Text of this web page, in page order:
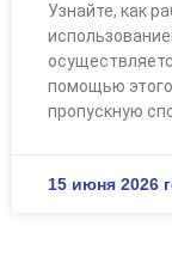
Узнайте, как
помощью этого
пропускную
15 июня 2026